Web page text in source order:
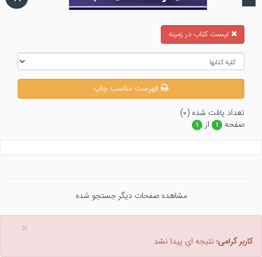
ليست كتاب در زمينه
فهرست مناسب چاپ
تعداد يافت شده (۰)
صفحه
۱ از ۱
مشاهده صفحات دیگر جستجو شده
×
کاربر گرامی؛ نتیجه ای پیدا نشد